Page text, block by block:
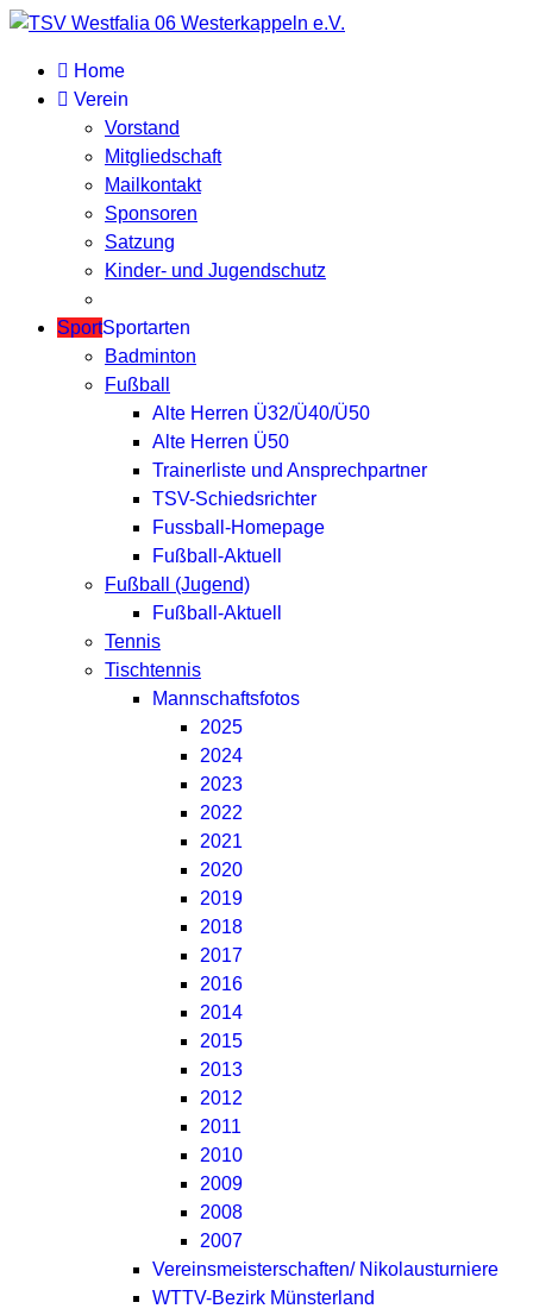
Home
Verein
Vorstand
Mitgliedschaft
Mailkontakt
Sponsoren
Satzung
Kinder- und Jugendschutz
SportSportarten
Badminton
Fußball
Alte Herren Ü32/Ü40/Ü50
Alte Herren Ü50
Trainerliste und Ansprechpartner
TSV-Schiedsrichter
Fussball-Homepage
Fußball-Aktuell
Fußball (Jugend)
Fußball-Aktuell
Tennis
Tischtennis
Mannschaftsfotos
2025
2024
2023
2022
2021
2020
2019
2018
2017
2016
2014
2015
2013
2012
2011
2010
2009
2008
2007
Vereinsmeisterschaften/ Nikolausturniere
WTTV-Bezirk Münsterland